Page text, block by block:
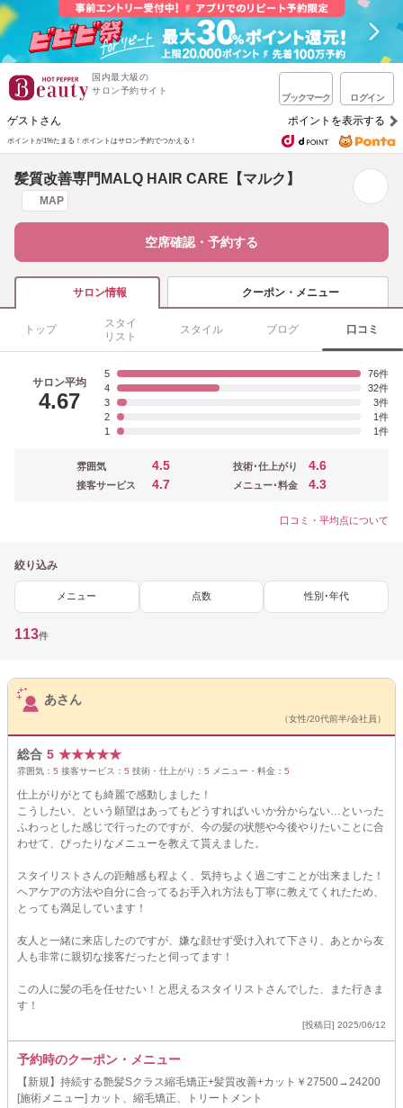
国内最大級の
サロン予約サイト
ブックマーク ログイン
ゲストさん ポイントを表示する
ポイントが1%たまる！ ポイントはサロン予約でつかえる！
髪質改善専門MALQ HAIR CARE【マルク】
MAP
空席確認・予約する
サロン情報 クーポン・メニュー
トップ
スタイ
リスト
スタイル ブログ 口コミ
サロン平均
4.67
5
76
4
32
3
3
2
1
1
1
雰囲気 4.5
接客サービス 4.7
技術･仕上がり 4.6
メニュー･料金 4.3
口コミ・平均点について
絞り込み
メニュー 点数 性別･年代
113件
サロンPick Up
あさん
（女性/20代前半/会社員）
総合 5 ★★★★★
雰囲気： 5 接客サービス： 5 技術・仕上がり： 5 メニュー・料金： 5
仕上がりがとても綺麗で感動しました！
こうしたい、という願望はあってもどうすればいいか分からない…といった
ふわっとした感じで行ったのですが、今の髪の状態や今後やりたいことに合
わせて、ぴったりなメニューを教えて貰えました。
スタイリストさんの距離感も程よく、気持ちよく過ごすことが出来ました！
ヘアケアの方法や自分に合ってるお手入れ方法も丁寧に教えてくれたため、
とっても満足しています！
友人と一緒に来店したのですが、嫌な顔せず受け入れて下さり、あとから友
人も非常に親切な接客だったと伺ってます！
この人に髪の毛を任せたい！と思えるスタイリストさんでした、また行きま
す！
[投稿日] 2025/06/12
予約時のクーポン・メニュー
【新規】持続する艶髪Sクラス縮毛矯正+髪質改善+カット￥27500→24200
[施術メニュー] カット、縮毛矯正、トリートメント